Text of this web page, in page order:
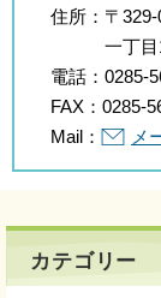
住所： 〒
一丁
電話： 0285-
FAX： 0285-
Mail：
メ
カテゴリー